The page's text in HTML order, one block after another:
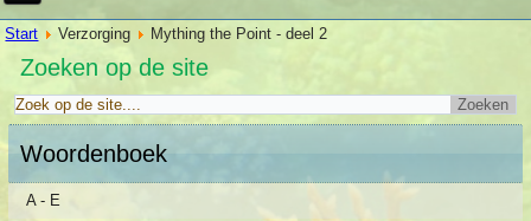
Start Verzorging Mything the Point - deel 2
Zoeken op de site
Woordenboek
A - E